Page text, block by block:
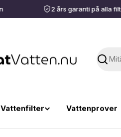
2 års garanti på alla filter
Haku
Vattenfilter Vattenprover